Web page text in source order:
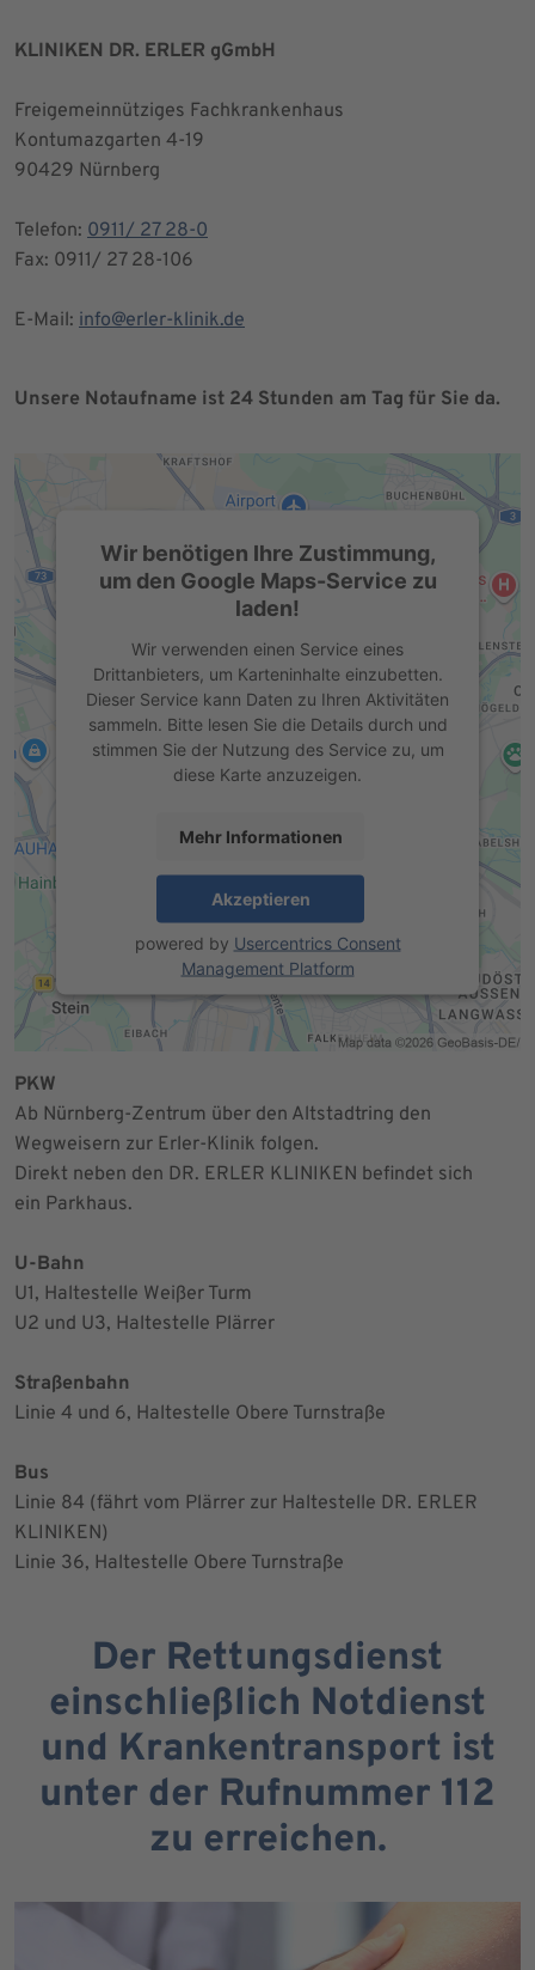
KLINIKEN DR. ERLER gGmbH
Freigemeinnütziges Fachkrankenhaus
Kontumazgarten 4-19
90429 Nürnberg
Telefon: 0911/ 27 28-0
Fax: 0911/ 27 28-106
E-Mail: info@erler-klinik.de
Unsere Notaufname ist 24 Stunden am Tag für Sie da.
Wir benötigen Ihre Zustimmung,
um den Google Maps-Service zu
laden!
Wir verwenden einen Service eines
Drittanbieters, um Karteninhalte einzubetten.
Dieser Service kann Daten zu Ihren Aktivitäten
sammeln. Bitte lesen Sie die Details durch und
stimmen Sie der Nutzung des Service zu, um
diese Karte anzuzeigen.
Mehr Informationen
Akzeptieren
powered by Usercentrics Consent
Management Platform
PKW
Ab Nürnberg-Zentrum über den Altstadtring den
Wegweisern zur Erler-Klinik folgen.
Direkt neben den DR. ERLER KLINIKEN befindet sich
ein Parkhaus.
U-Bahn
U1, Haltestelle Weißer Turm
U2 und U3, Haltestelle Plärrer
Straßenbahn
Linie 4 und 6, Haltestelle Obere Turnstraße
Bus
Linie 84 (fährt vom Plärrer zur Haltestelle DR. ERLER
KLINIKEN)
Linie 36, Haltestelle Obere Turnstraße
Der Rettungsdienst
einschließlich Notdienst
und Krankentransport ist
unter der Rufnummer 112
zu erreichen.